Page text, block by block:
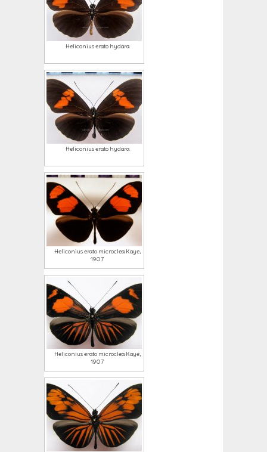
Heliconius erato hydara
Heliconius erato hydara
Heliconius erato microclea Kaye,
1907
Heliconius erato microclea Kaye,
1907